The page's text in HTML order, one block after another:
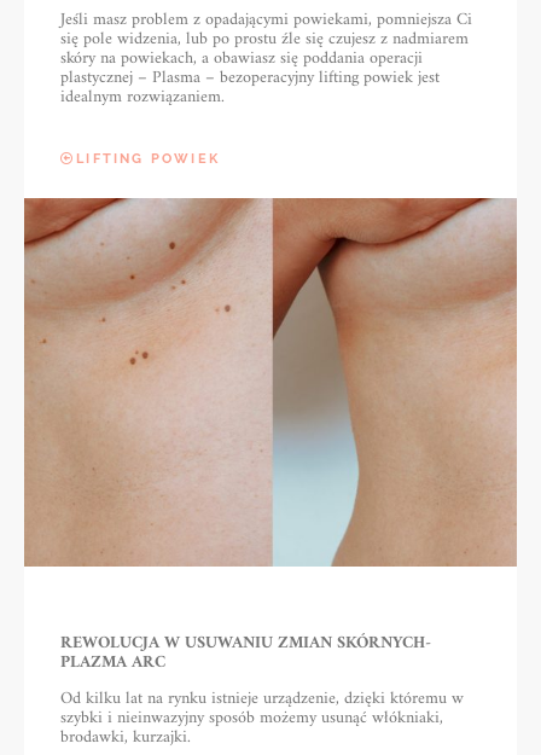
Jeśli masz problem z opadającymi powiekami, pomniejsza Ci
się pole widzenia, lub po prostu źle się czujesz z nadmiarem
skóry na powiekach, a obawiasz się poddania operacji
plastycznej – Plasma – bezoperacyjny lifting powiek jest
idealnym rozwiązaniem.
LIFTING POWIEK
REWOLUCJA W USUWANIU ZMIAN SKÓRNYCH-
PLAZMA ARC
Od kilku lat na rynku istnieje urządzenie, dzięki któremu w
szybki i nieinwazyjny sposób możemy usunąć włókniaki,
brodawki, kurzajki.